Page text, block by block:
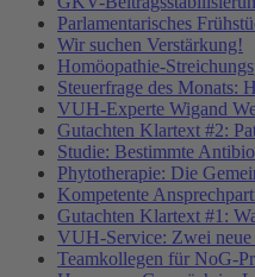
Parlamentarisches
Wir suchen Verstärkung!
Homöopathie-
Steuerfrage des Monats:
VUH-Experte Wigand
Gutachten Klartext #2:
Studie: Bestimmte
Phytotherapie: Die
Kompetente
Gutachten Klartext #1:
VUH-Service: Zwei neue
Teamkollegen für NoG-